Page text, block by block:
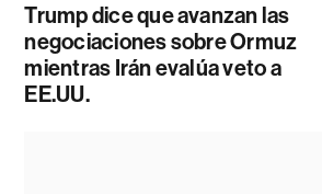
Trump dice que avanzan las
negociaciones sobre Ormuz
mientras Irán evalúa veto a
EE.UU.